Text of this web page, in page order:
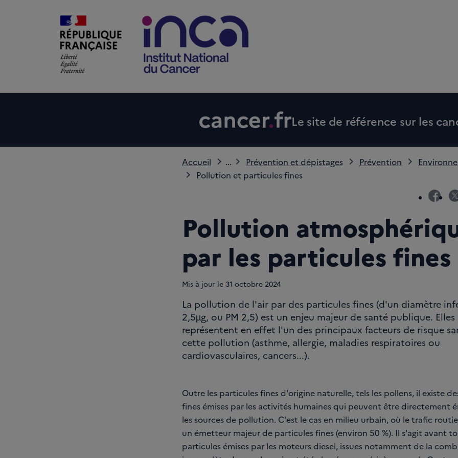
Le site de référence sur les
Accueil ... Prévention et dépistages Prévention
Pollution et particules fines
Pollution
par les particules fines
Mis à jour le 31 octobre 2024
La pollution de l'air par des particules fines (d'un diamètre
2,5µg, ou PM 2,5) est un enjeu majeur de santé publique. Elles
représentent en effet l'un des principaux facteurs de risque
cette pollution (asthme, allergie, maladies respiratoires ou
cardiovasculaires, cancers...).
Outre les particules fines d'origine naturelle, tels les pollens, il existe
fines émises par les activités humaines qui peuvent être directement
les sources de pollution. C'est le cas en milieu urbain, où le trafic
un émetteur majeur de particules fines (environ 50 %). Il s'agit avant
particules émises par les moteurs diesel, issues notamment de la